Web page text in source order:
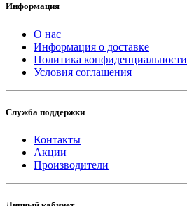
Информация
О нас
Информация о доставке
Политика конфиденциальности
Условия соглашения
Служба поддержки
Контакты
Акции
Производители